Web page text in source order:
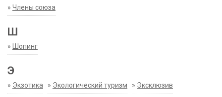
» Члены союза
Ш
» Шопинг
Э
» Экзотика » Экологический туризм » Эксклюзив